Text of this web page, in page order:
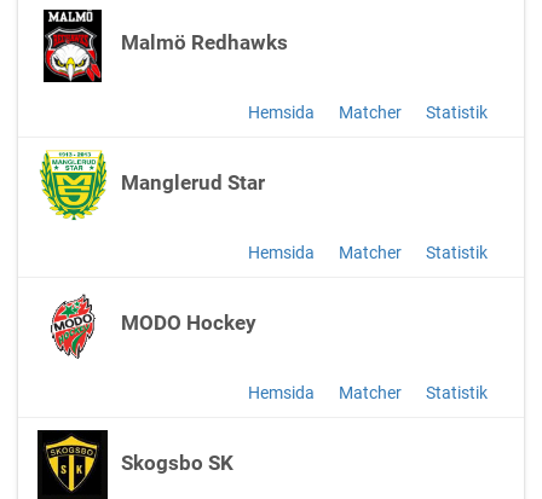
Malmö Redhawks
Hemsida Matcher Statistik
Manglerud Star
Hemsida Matcher Statistik
MODO Hockey
Hemsida Matcher Statistik
Skogsbo SK